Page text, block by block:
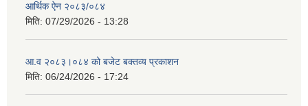
आर्थिक ऐन २०८३/०८४
मिति: 07/29/2026 - 13:28
आ.व २०८३।०८४ को बजेट बक्तव्य प्रकाशन
मिति: 06/24/2026 - 17:24